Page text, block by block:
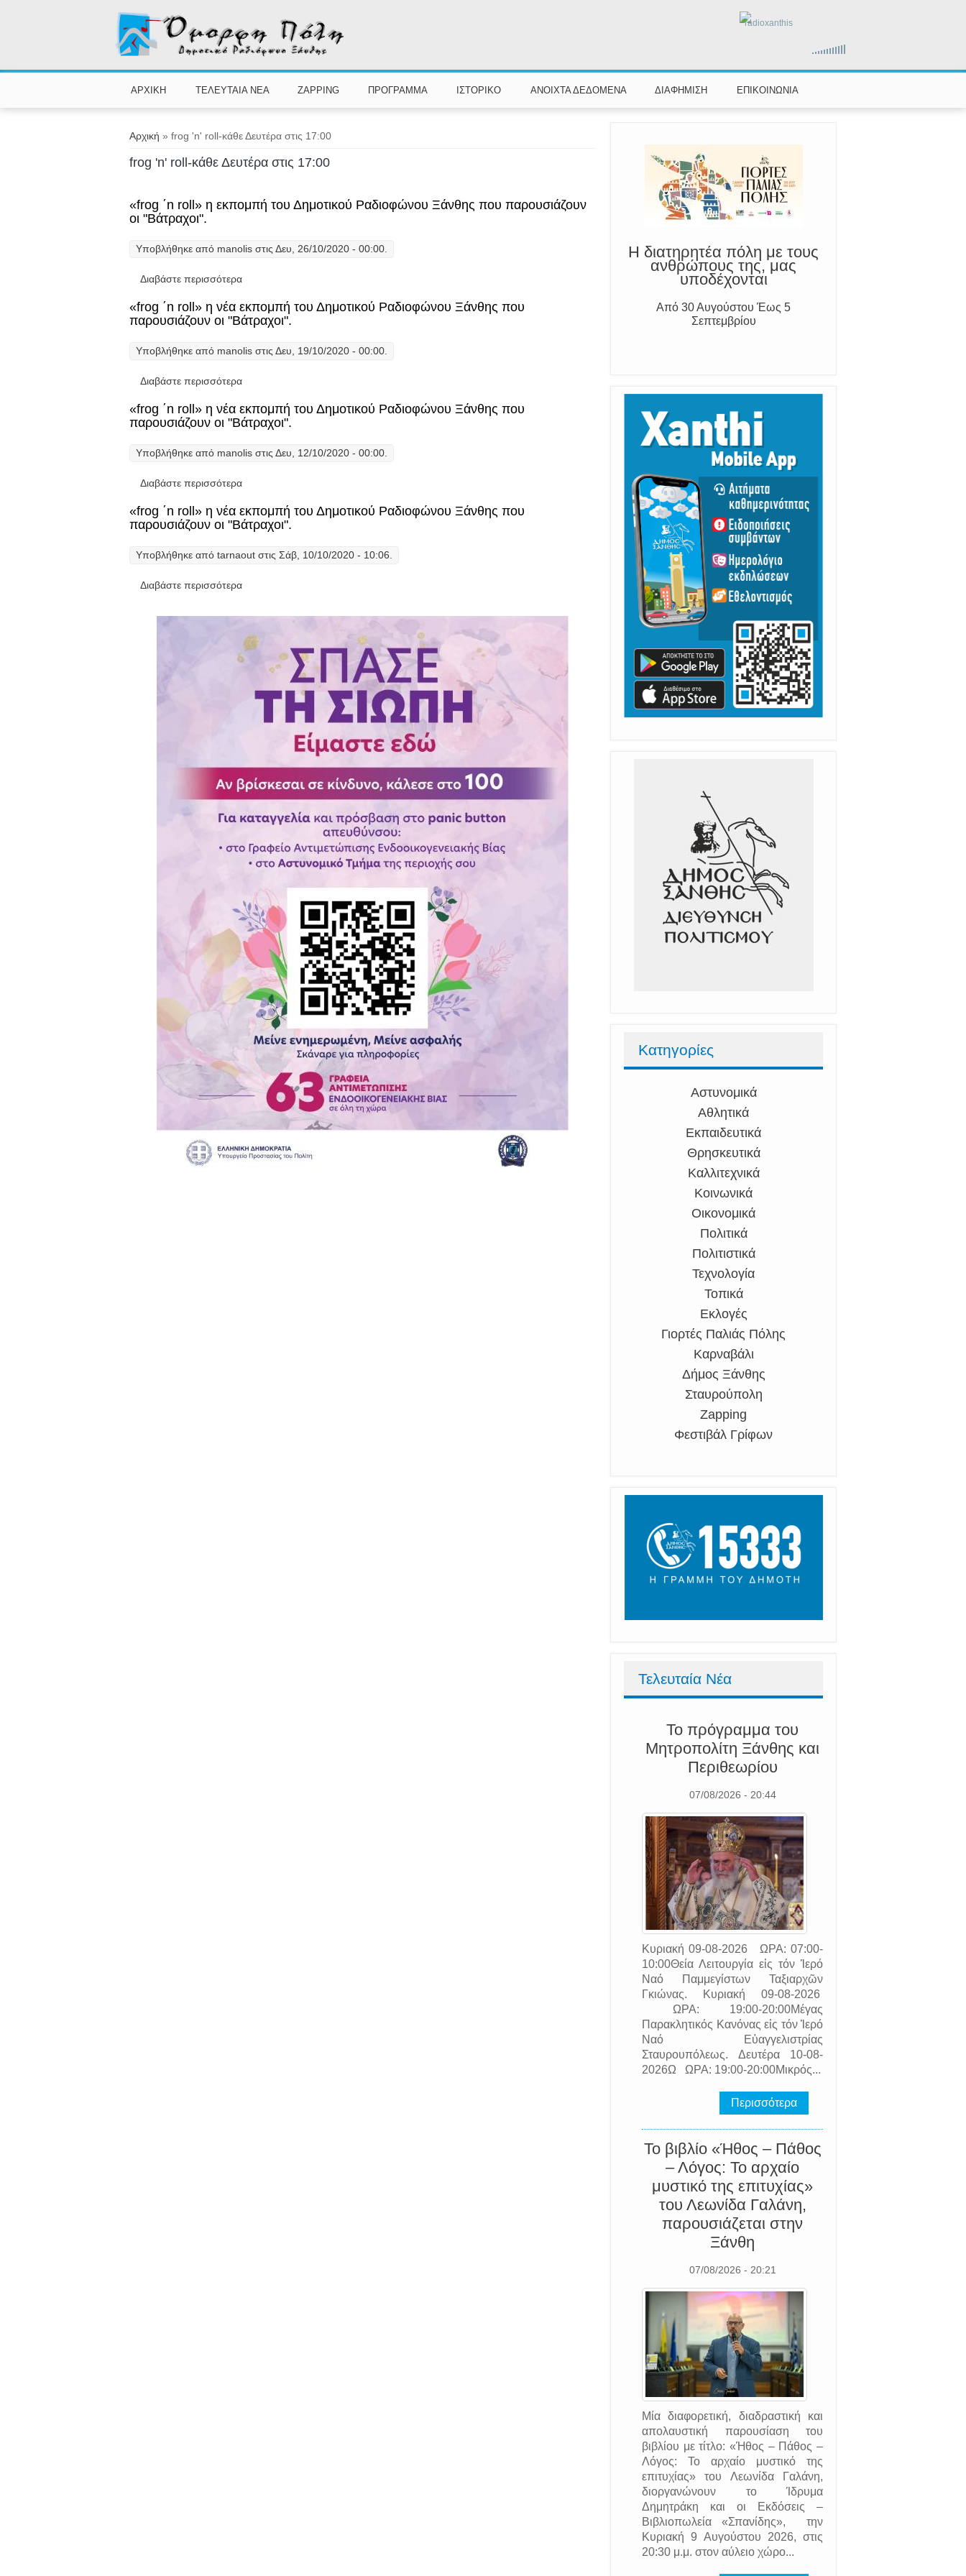
radioxanthis
ΑΡΧΙΚΗ ΤΕΛΕΥΤΑΙΑ ΝΕΑ ZAPPING ΠΡΟΓΡΑΜΜΑ ΙΣΤΟΡΙΚΟ ΑΝΟΙΧΤΑ ΔΕΔΟΜΕΝΑ ΔΙΑΦΗΜΙΣΗ ΕΠΙΚΟΙΝΩΝΙΑ
Είστε εδώ
Αρχική » frog 'n' roll-κάθε Δευτέρα στις 17:00
frog 'n' roll-κάθε Δευτέρα στις 17:00
«frog ΄n roll» η εκπομπή του Δημοτικού Ραδιοφώνου Ξάνθης που παρουσιάζουν
οι "Βάτραχοι".
Υποβλήθηκε από manolis στις Δευ, 26/10/2020 - 00:00.
Διαβάστε περισσότερα για «frog ΄n roll» η εκπομπή του Δημοτικού Ραδιοφώνου Ξάνθης που παρουσιάζουν οι "Βάτραχοι".
«frog ΄n roll» η νέα εκπομπή του Δημοτικού Ραδιοφώνου Ξάνθης που
παρουσιάζουν οι "Βάτραχοι".
Υποβλήθηκε από manolis στις Δευ, 19/10/2020 - 00:00.
Διαβάστε περισσότερα
«frog ΄n roll» η νέα εκπομπή του Δημοτικού Ραδιοφώνου Ξάνθης που
παρουσιάζουν οι "Βάτραχοι".
Υποβλήθηκε από manolis στις Δευ, 12/10/2020 - 00:00.
Διαβάστε περισσότερα για «frog ΄n roll» η νέα εκπομπή του Δημοτικού Ραδιοφώνου Ξάνθης που παρουσιάζουν οι "Βάτραχοι".
«frog ΄n roll» η νέα εκπομπή του Δημοτικού Ραδιοφώνου Ξάνθης που
παρουσιάζουν οι "Βάτραχοι".
Υποβλήθηκε από tarnaout στις Σάβ, 10/10/2020 - 10:06.
Διαβάστε περισσότερα για «frog ΄n roll» η νέα εκπομπή του Δημοτικού Ραδιοφώνου Ξάνθης που παρουσιάζουν οι "Βάτραχοι".
Η διατηρητέα πόλη με τους
ανθρώπους της, μας
υποδέχονται
Από 30 Αυγούστου Έως 5
Σεπτεμβρίου
Κατηγορίες
Αστυνομικά
Αθλητικά
Εκπαιδευτικά
Θρησκευτικά
Καλλιτεχνικά
Κοινωνικά
Οικονομικά
Πολιτικά
Πολιτιστικά
Τεχνολογία
Τοπικά
Εκλογές
Γιορτές Παλιάς Πόλης
Καρναβάλι
Δήμος Ξάνθης
Σταυρούπολη
Zapping
Φεστιβάλ Γρίφων
Τελευταία Νέα
Το πρόγραμμα του
Μητροπολίτη Ξάνθης και
Περιθεωρίου
07/08/2026 - 20:44
Κυριακή 09-08-2026 ΩΡΑ: 07:00-
10:00Θεία Λειτουργία εἰς τόν Ἱερό
Ναό Παμμεγίστων Ταξιαρχῶν
Γκιώνας. Κυριακή 09-08-2026
ΩΡΑ: 19:00-20:00Μέγας
Παρακλητικός Κανόνας εἰς τόν Ἱερό
Ναό Εὐαγγελιστρίας
Σταυρουπόλεως. Δευτέρα 10-08-
2026Ω ΩΡΑ: 19:00-20:00Μικρός...
Περισσότερα
Το βιβλίο «Ήθος – Πάθος
– Λόγος: Το αρχαίο
μυστικό της επιτυχίας»
του Λεωνίδα Γαλάνη,
παρουσιάζεται στην
Ξάνθη
07/08/2026 - 20:21
Μία διαφορετική, διαδραστική και
απολαυστική παρουσίαση του
βιβλίου με τίτλο: «Ήθος – Πάθος –
Λόγος: Το αρχαίο μυστικό της
επιτυχίας» του Λεωνίδα Γαλάνη,
διοργανώνουν το Ίδρυμα
Δημητράκη και οι Εκδόσεις –
Βιβλιοπωλεία «Σπανίδης», την
Κυριακή 9 Αυγούστου 2026, στις
20:30 μ.μ. στον αύλειο χώρο...